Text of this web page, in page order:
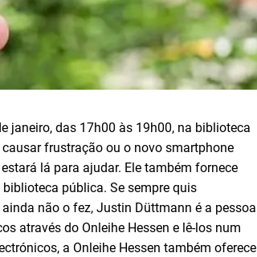
janeiro, das 17h00 às 19h00, na biblioteca
frustração ou o novo smartphone
lá para ajudar. Ele também fornece
pública. Se sempre quis
não o fez, Justin Düttmann é a pessoa
através do Onleihe Hessen e lê-los num
a Onleihe Hessen também oferece